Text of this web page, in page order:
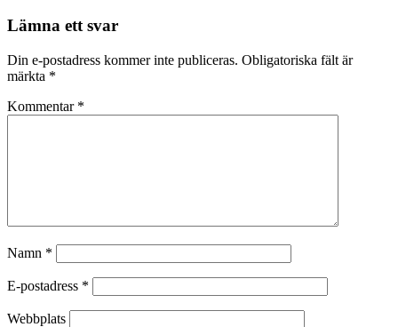
Lämna ett svar
Din e-postadress kommer inte publiceras. Obligatoriska fält är
märkta *
Kommentar *
Namn *
E-postadress *
Webbplats